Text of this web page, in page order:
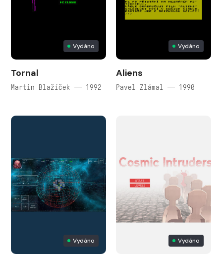
Vydáno
Tornal
Martin Blažíček — 1992
Vydáno
Aliens
Pavel Zlámal — 1990
Vydáno Vydáno